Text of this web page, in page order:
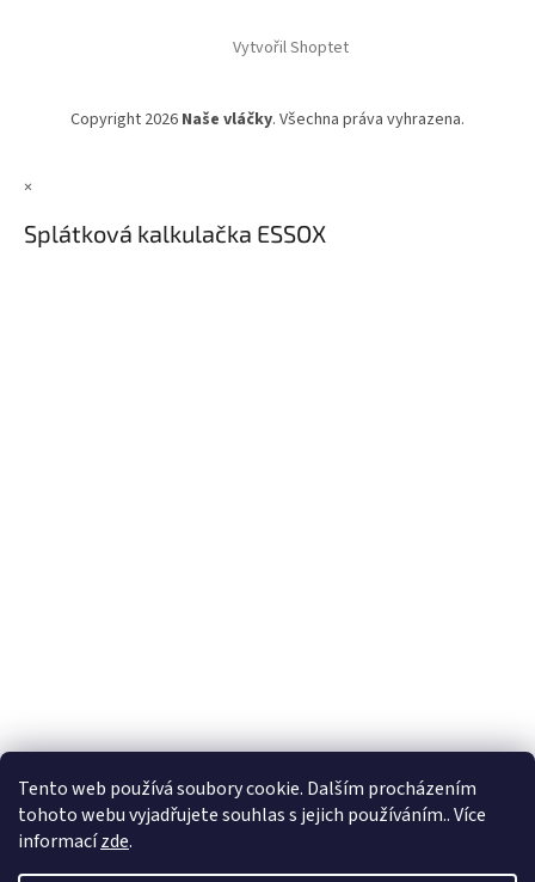
Tento web používá soubory cookie. Dalším procházením
tohoto webu vyjadřujete souhlas s jejich používáním.. Více
informacízde.
Vytvořil Shoptet
Copyright 2026 Naše vláčky. Všechna práva vyhrazena.
×
Splátková kalkulačka ESSOX